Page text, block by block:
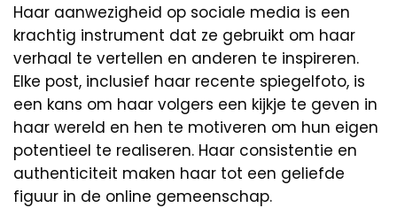
Haar aanwezigheid op sociale media is een
krachtig instrument dat ze gebruikt om haar
verhaal te vertellen en anderen te inspireren.
Elke post, inclusief haar recente spiegelfoto, is
een kans om haar volgers een kijkje te geven in
haar wereld en hen te motiveren om hun eigen
potentieel te realiseren. Haar consistentie en
authenticiteit maken haar tot een geliefde
figuur in de online gemeenschap.